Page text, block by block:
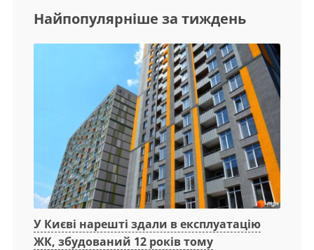
Найпопулярніше за тиждень
У Києві нарешті здали в експлуатацію
ЖК, збудований 12 років тому